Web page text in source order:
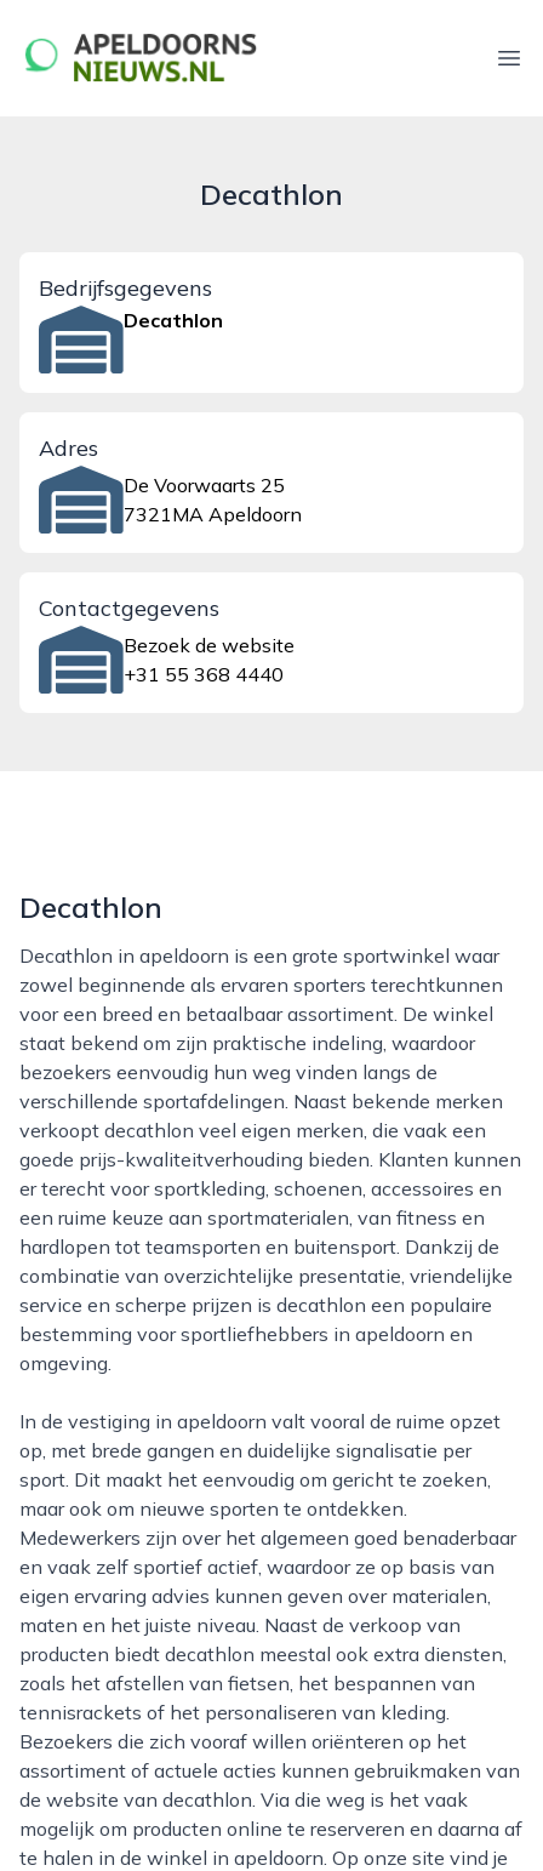
apeldoornsnieuws.nl
Decathlon
Bedrijfsgegevens
Decathlon
Adres
De Voorwaarts 25
7321MA Apeldoorn
Contactgegevens
Bezoek de website
+31 55 368 4440
Decathlon
Decathlon in apeldoorn is een grote sportwinkel waar
zowel beginnende als ervaren sporters terechtkunnen
voor een breed en betaalbaar assortiment. De winkel
staat bekend om zijn praktische indeling, waardoor
bezoekers eenvoudig hun weg vinden langs de
verschillende sportafdelingen. Naast bekende merken
verkoopt decathlon veel eigen merken, die vaak een
goede prijs-kwaliteitverhouding bieden. Klanten kunnen
er terecht voor sportkleding, schoenen, accessoires en
een ruime keuze aan sportmaterialen, van fitness en
hardlopen tot teamsporten en buitensport. Dankzij de
combinatie van overzichtelijke presentatie, vriendelijke
service en scherpe prijzen is decathlon een populaire
bestemming voor sportliefhebbers in apeldoorn en
omgeving.
In de vestiging in apeldoorn valt vooral de ruime opzet
op, met brede gangen en duidelijke signalisatie per
sport. Dit maakt het eenvoudig om gericht te zoeken,
maar ook om nieuwe sporten te ontdekken.
Medewerkers zijn over het algemeen goed benaderbaar
en vaak zelf sportief actief, waardoor ze op basis van
eigen ervaring advies kunnen geven over materialen,
maten en het juiste niveau. Naast de verkoop van
producten biedt decathlon meestal ook extra diensten,
zoals het afstellen van fietsen, het bespannen van
tennisrackets of het personaliseren van kleding.
Bezoekers die zich vooraf willen oriënteren op het
assortiment of actuele acties kunnen gebruikmaken van
de website van decathlon. Via die weg is het vaak
mogelijk om producten online te reserveren en daarna af
te halen in de winkel in apeldoorn. Op onze site vind je